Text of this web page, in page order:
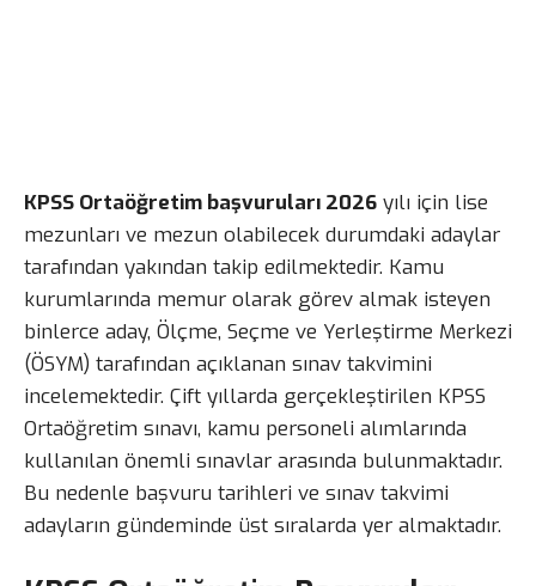
KPSS Ortaöğretim başvuruları 2026 yılı için lise
mezunları ve mezun olabilecek durumdaki adaylar
tarafından yakından takip edilmektedir. Kamu
kurumlarında memur olarak görev almak isteyen
binlerce aday, Ölçme, Seçme ve Yerleştirme Merkezi
(ÖSYM) tarafından açıklanan sınav takvimini
incelemektedir. Çift yıllarda gerçekleştirilen KPSS
Ortaöğretim sınavı, kamu personeli alımlarında
kullanılan önemli sınavlar arasında bulunmaktadır.
Bu nedenle başvuru tarihleri ve sınav takvimi
adayların gündeminde üst sıralarda yer almaktadır.